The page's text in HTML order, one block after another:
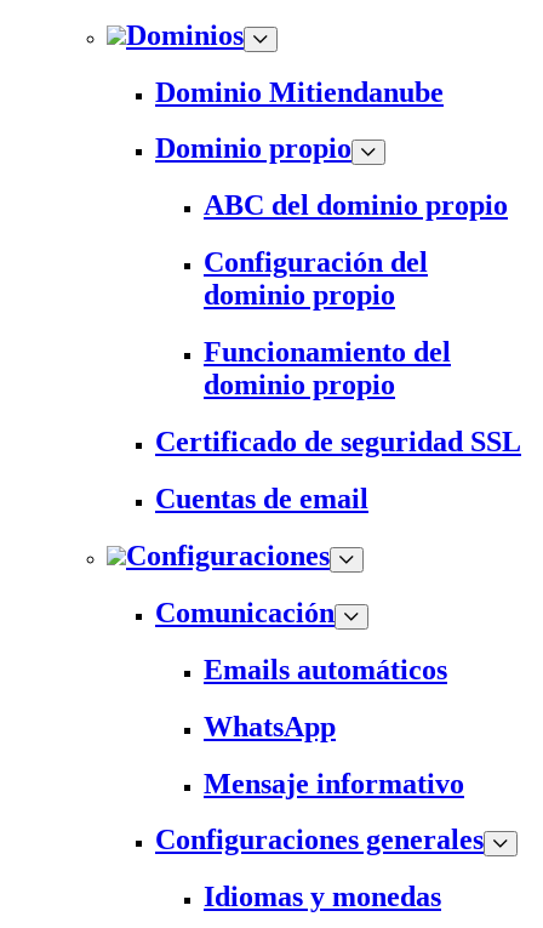
Dominios
Dominio Mitiendanube
Dominio propio
ABC del dominio propio
Configuración del
dominio propio
Funcionamiento del
dominio propio
Certificado de seguridad SSL
Cuentas de email
Configuraciones
Comunicación
Emails automáticos
WhatsApp
Mensaje informativo
Configuraciones generales
Idiomas y monedas